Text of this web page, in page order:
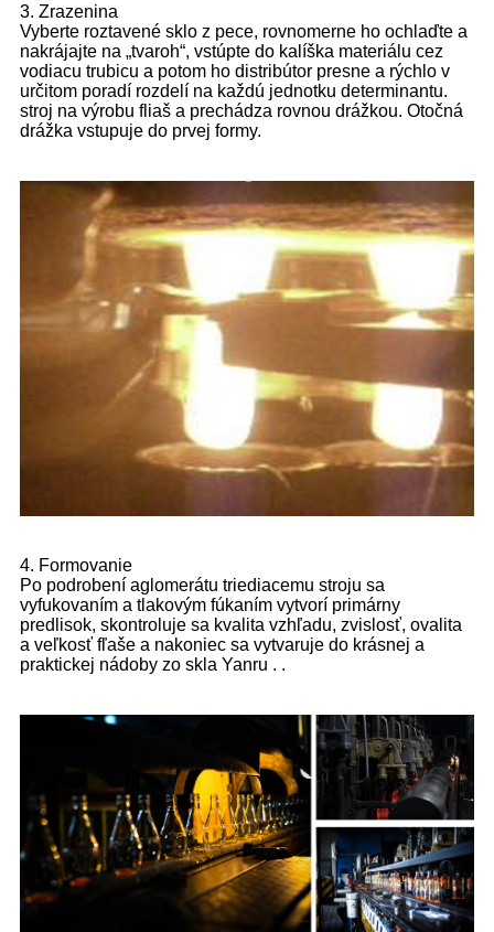
3. Zrazenina
Vyberte roztavené sklo z pece, rovnomerne ho ochlaďte a
nakrájajte na „tvaroh“, vstúpte do kalíška materiálu cez
vodiacu trubicu a potom ho distribútor presne a rýchlo v
určitom poradí rozdelí na každú jednotku determinantu.
stroj na výrobu fliaš a prechádza rovnou drážkou. Otočná
drážka vstupuje do prvej formy.
4. Formovanie
Po podrobení aglomerátu triediacemu stroju sa
vyfukovaním a tlakovým fúkaním vytvorí primárny
predlisok, skontroluje sa kvalita vzhľadu, zvislosť, ovalita
a veľkosť fľaše a nakoniec sa vytvaruje do krásnej a
praktickej nádoby zo skla Yanru . .